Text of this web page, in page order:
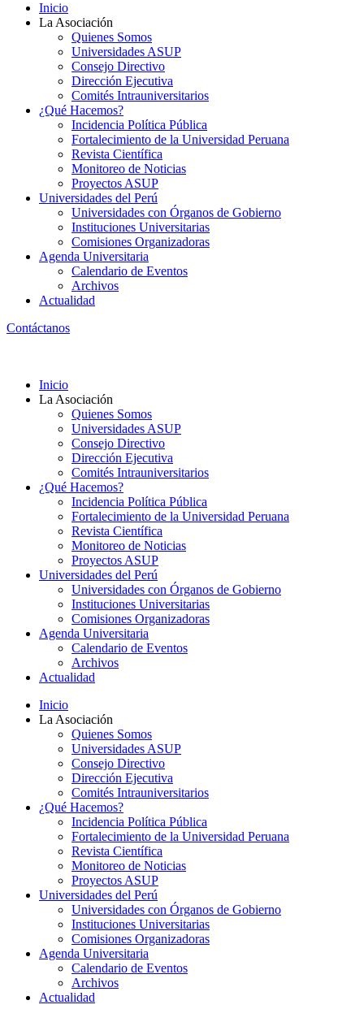
Inicio
La Asociación
Quienes Somos
Universidades ASUP
Consejo Directivo
Dirección Ejecutiva
Comités Intrauniversitarios
¿Qué Hacemos?
Incidencia Política Pública
Fortalecimiento de la Universidad Peruana
Revista Científica
Monitoreo de Noticias
Proyectos ASUP
Universidades del Perú
Universidades con Órganos de Gobierno
Instituciones Universitarias
Comisiones Organizadoras
Agenda Universitaria
Calendario de Eventos
Archivos
Actualidad
Contáctanos
Inicio
La Asociación
Quienes Somos
Universidades ASUP
Consejo Directivo
Dirección Ejecutiva
Comités Intrauniversitarios
¿Qué Hacemos?
Incidencia Política Pública
Fortalecimiento de la Universidad Peruana
Revista Científica
Monitoreo de Noticias
Proyectos ASUP
Universidades del Perú
Universidades con Órganos de Gobierno
Instituciones Universitarias
Comisiones Organizadoras
Agenda Universitaria
Calendario de Eventos
Archivos
Actualidad
Inicio
La Asociación
Quienes Somos
Universidades ASUP
Consejo Directivo
Dirección Ejecutiva
Comités Intrauniversitarios
¿Qué Hacemos?
Incidencia Política Pública
Fortalecimiento de la Universidad Peruana
Revista Científica
Monitoreo de Noticias
Proyectos ASUP
Universidades del Perú
Universidades con Órganos de Gobierno
Instituciones Universitarias
Comisiones Organizadoras
Agenda Universitaria
Calendario de Eventos
Archivos
Actualidad